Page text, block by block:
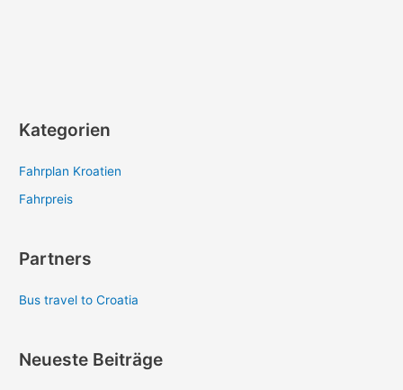
Kategorien
Fahrplan Kroatien
Fahrpreis
Partners
Bus travel to Croatia
Neueste Beiträge